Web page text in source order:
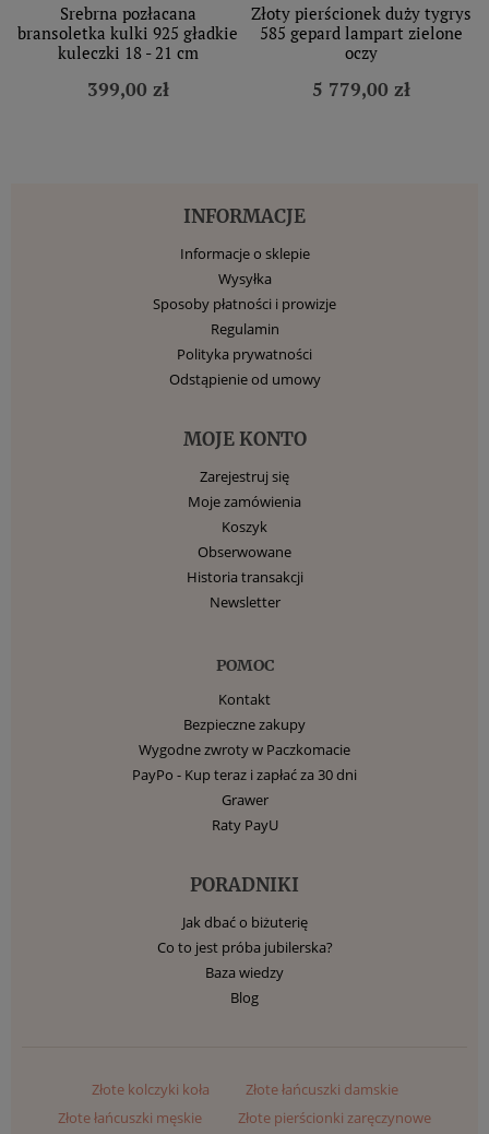
Srebrna pozłacana
bransoletka kulki 925 gładkie
kuleczki 18 - 21 cm
399,00 zł
Złoty pierścionek duży tygrys
585 gepard lampart zielone
oczy
5 779,00 zł
INFORMACJE
Informacje o sklepie
Wysyłka
Sposoby płatności i prowizje
Regulamin
Polityka prywatności
Odstąpienie od umowy
MOJE KONTO
Zarejestruj się
Moje zamówienia
Koszyk
Obserwowane
Historia transakcji
Newsletter
POMOC
Kontakt
Bezpieczne zakupy
Wygodne zwroty w Paczkomacie
PayPo - Kup teraz i zapłać za 30 dni
Grawer
Raty PayU
PORADNIKI
Jak dbać o biżuterię
Co to jest próba jubilerska?
Baza wiedzy
Blog
Złote kolczyki koła
Złote łańcuszki damskie
Złote łańcuszki męskie
Złote pierścionki zaręczynowe